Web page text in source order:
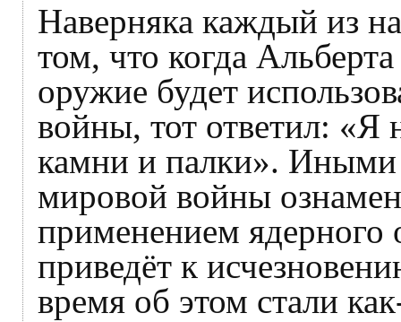
Наверняка каждый из
том, что когда
оружие будет
войны, тот ответил:
камни и палки». Иными
мировой войны
применением ядерного
приведёт к
время об этом стали